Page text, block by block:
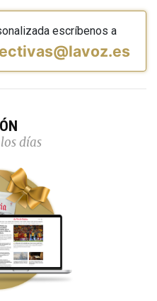
escríbenos a
días